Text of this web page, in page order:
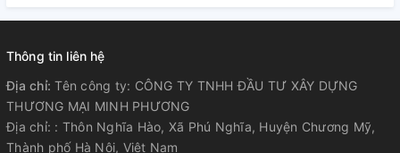
Thông tin liên hệ
Địa chỉ:Tên công ty: CÔNG TY TNHH ĐẦU TƯ XÂY DỰNG
THƯƠNG MẠI MINH PHƯƠNG
Địa chỉ: : Thôn Nghĩa Hào, Xã Phú Nghĩa, Huyện Chương Mỹ,
Thành phố Hà Nội, Việt Nam